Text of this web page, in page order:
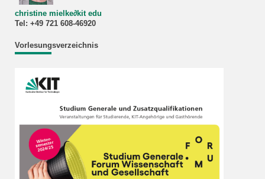
christine mielke∂kit edu
Tel: +49 721 608-46920
Vorlesungsverzeichnis